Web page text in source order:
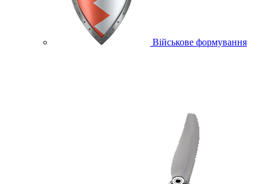
Військове формування